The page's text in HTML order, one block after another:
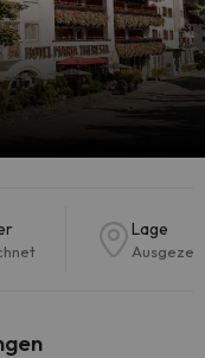
Lage